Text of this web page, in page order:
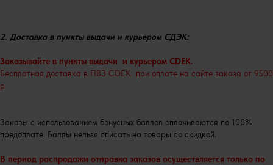
2. Доставка в пункты выдачи и курьером СДЭК:
Заказывайте в пункты выдачи и курьером CDEK.
Бесплатная доставка в ПВЗ CDEK при оплате на сайте заказа от 9500
р
Заказы с использованием бонусных баллов оплачиваются по 100%
предоплате. Баллы нельзя списать на товары со скидкой.
В период распродажи отправка заказов осуществляется только по